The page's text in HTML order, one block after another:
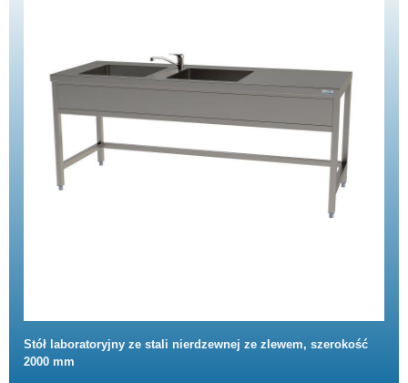
Stół laboratoryjny ze stali nierdzewnej ze zlewem, szerokość
2000 mm